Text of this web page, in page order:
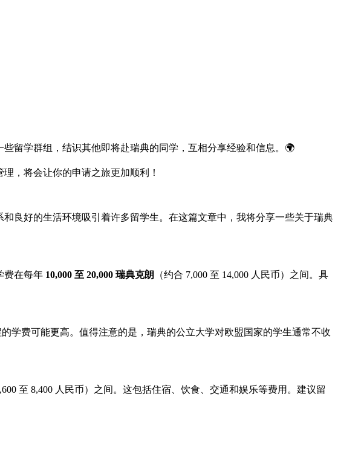
留学群组，结识其他即将赴瑞典的同学，互相分享经验和信息。🌍
，将会让你的申请之旅更加顺利！
良好的生活环境吸引着许多留学生。在这篇文章中，我将分享一些关于瑞典
费在每年 10,000 至 20,000 瑞典克朗
（约合 7,000 至 14,000 人民币）之间。具
的学费可能更高。值得注意的是，瑞典的公立大学对欧盟国家的学生通常不收
至 8,400 人民币）之间。这包括住宿、饮食、交通和娱乐等费用。建议留